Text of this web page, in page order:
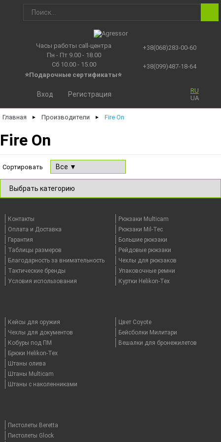
Часы работы call-центра
Пн - Пт 9.00 - 18.00
Сб 10.00 - 15.00
⭐Подарочные сертификаты⭐
+38(068)283-00-60
+38(099)487-18-64
RU
UA
Вход Регистрация
Главная ► Производители ► Fire On
Fire On
Сортировать
Контакты
Оплата и Доставка
Гарантия
Таблицы размеров
Благодарность за внимательность
Тактические бренды
Условия использования
Рюкзаки Multicam
Рюкзаки Mil-Tec
Большие рюкзаки
Рейдовые рюкзаки
Чехлы для рюкзаков
Упаковочные ремни
Куртки Helikon-Tex
Кейсы для оружия
Чехлы для документов
Кобуры под ПМ
Брюки Helikon-Tex
Штаны олива
Штаны Multicam
Штаны с наколенниками
Цвет Coyote
Бейсболки Милитари
Вешалки для бронежилетов
Пистолеты Beretta
Пистолеты Glock